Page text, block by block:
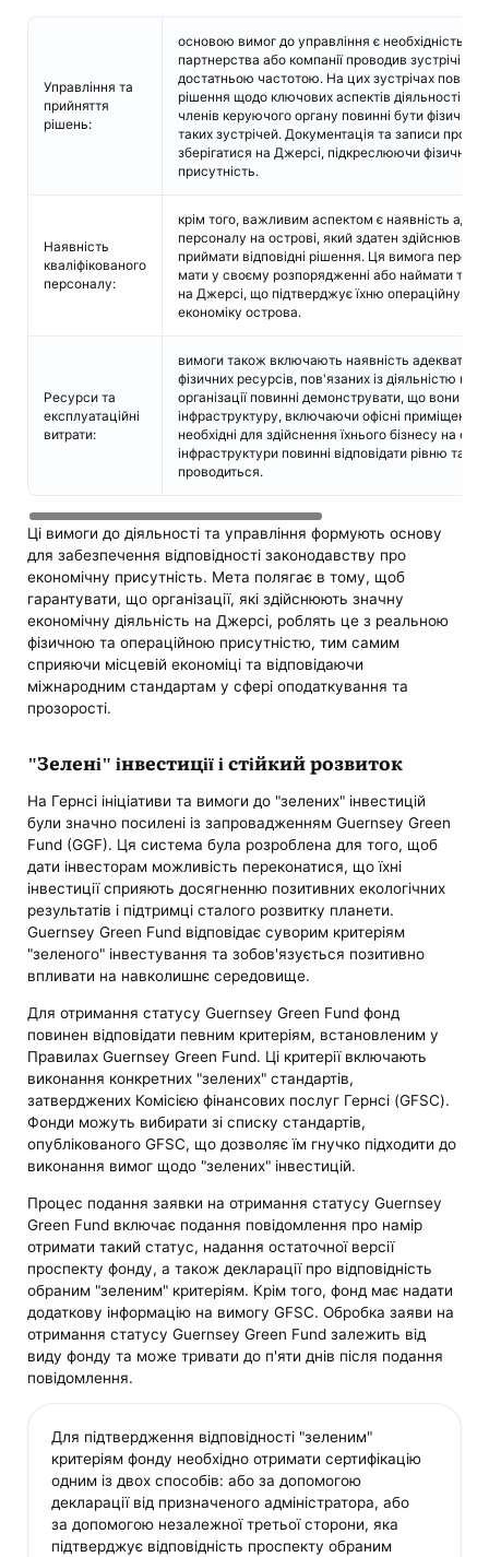
Управління та
прийняття
рішень:
основою вимог до управління є необхідність,
партнерства або компанії проводив зустрічі на
достатньою частотою. На цих зустрічах повинні
рішення щодо ключових аспектів діяльності.
членів керуючого органу повинні бути фізично
таких зустрічей. Документація та записи про
зберігатися на Джерсі, підкреслюючи фізичну
присутність.
Наявність
кваліфікованого
персоналу:
крім того, важливим аспектом є наявність
персоналу на острові, який здатен здійснювати
приймати відповідні рішення. Ця вимога
мати у своєму розпорядженні або наймати
на Джерсі, що підтверджує їхню операційну
економіку острова.
Ресурси та
експлуатаційні
витрати:
вимоги також включають наявність адекватних
фізичних ресурсів, пов'язаних із діяльністю
організації повинні демонструвати, що вони
інфраструктуру, включаючи офісні приміщення,
необхідні для здійснення їхнього бізнесу на
інфраструктури повинні відповідати рівню та
проводиться.
Ці вимоги до діяльності та управління формують основу
для забезпечення відповідності законодавству про
економічну присутність. Мета полягає в тому, щоб
гарантувати, що організації, які здійснюють значну
економічну діяльність на Джерсі, роблять це з реальною
фізичною та операційною присутністю, тим самим
сприяючи місцевій економіці та відповідаючи
міжнародним стандартам у сфері оподаткування та
прозорості.
"Зелені" інвестиції і стійкий розвиток
На Гернсі ініціативи та вимоги до "зелених" інвестицій
були значно посилені із запровадженням Guernsey Green
Fund (GGF). Ця система була розроблена для того, щоб
дати інвесторам можливість переконатися, що їхні
інвестиції сприяють досягненню позитивних екологічних
результатів і підтримці сталого розвитку планети.
Guernsey Green Fund відповідає суворим критеріям
"зеленого" інвестування та зобов'язується позитивно
впливати на навколишнє середовище.
Для отримання статусу Guernsey Green Fund фонд
повинен відповідати певним критеріям, встановленим у
Правилах Guernsey Green Fund. Ці критерії включають
виконання конкретних "зелених" стандартів,
затверджених Комісією фінансових послуг Гернсі (GFSC).
Фонди можуть вибирати зі списку стандартів,
опублікованого GFSC, що дозволяє їм гнучко підходити до
виконання вимог щодо "зелених" інвестицій.
Процес подання заявки на отримання статусу Guernsey
Green Fund включає подання повідомлення про намір
отримати такий статус, надання остаточної версії
проспекту фонду, а також декларації про відповідність
обраним "зеленим" критеріям. Крім того, фонд має надати
додаткову інформацію на вимогу GFSC. Обробка заяви на
отримання статусу Guernsey Green Fund залежить від
виду фонду та може тривати до п'яти днів після подання
повідомлення.
Для підтвердження відповідності "зеленим"
критеріям фонду необхідно отримати сертифікацію
одним із двох способів: або за допомогою
декларації від призначеного адміністратора, або
за допомогою незалежної третьої сторони, яка
підтверджує відповідність проспекту обраним